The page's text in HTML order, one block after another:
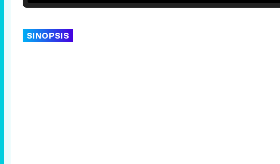
SINOPSIS